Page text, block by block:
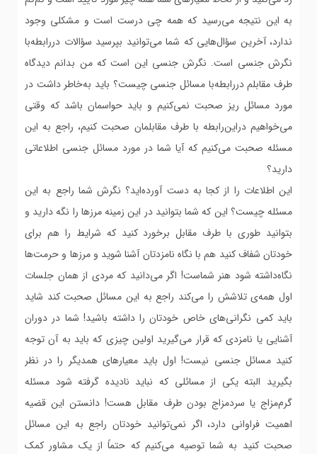
به این نتیجه می‌رسید که همه چی درست است و مشکلی وجود
ندارد، آخرین سؤال‌هایی که شما می‌توانید بپرسید سؤالات دررابطه‌با
نگرش جنسی است. نگرش جنسی این است که من بدانم دیدگاه
طرف مقابلم دررابطه‌با مسائل جنسی چیست؟ باید به‌خاطر داشت در
مورد مسائل ریز صحبت نمی‌کنیم و باید حواسمان باشد که وقتی
می‌خواهیم دراین‌رابطه با طرف مقابلمان صحبت کنیم، راجع به این
مسئله صحبت می‌کنیم که آیا شما در مورد مسائل جنسی اطلاعاتی
دارید؟
این اطلاعات را از کجا به دست آورده‌اید؟ نگرش شما راجع به این
مسئله چیست؟ این که شما بتوانید در این زمینه مرزها را نگه دارید و
بتوانید طوری با طرف مقابل برخورد کنید که شرایط را هم برای
خودتان شفاف کنید هم با نگاه نامزدتان آشنا شوید و مرزها و حرمت‌ها
نگاه‌داشته شود هنر شماست! اگر می‌دانید که مردی از همان جلسات
اول همه‌ی تلاشش را می‌کند راجع به این مسائل صحبت کند شاید
باید کمی نگرانی‌های خاص خودتان را داشته باشید! شما در دوران
آشنایی یا نامزدی که قرار می‌گیرید اولین چیزی که باید به آن توجه
کنید مسائل جنسی نیست! اول باید معیارهای همدیگر را در نظر
بگیرید البته یکی از مسائلی که نباید نادیده گرفته شود مسئله
گرم‌مزاج یا سردمزاج بودن طرف مقابل هست! دانستن این قضیه
اهمیت فراوانی دارد، اگر نمی‌توانید خودتان راجع به این مسائل
صحبت کنید به شما توصیه می‌کنیم که حتماً از یک مشاور کمک